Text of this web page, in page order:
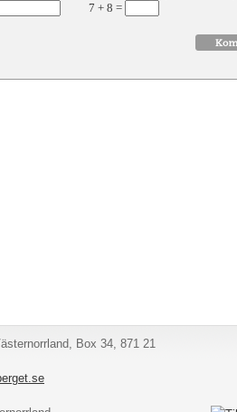
7 + 8 =
Box 34, 871 21